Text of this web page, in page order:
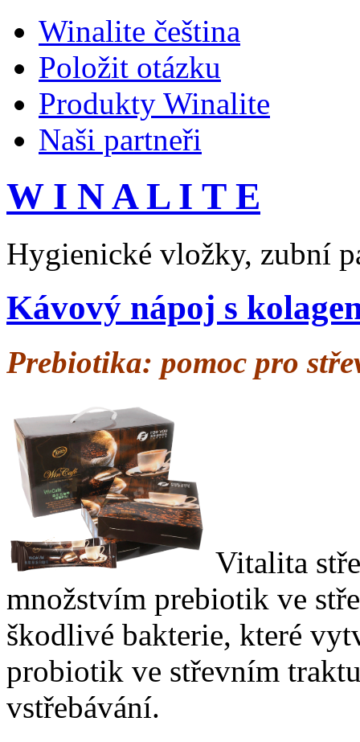
Winalite čeština
Položit otázku
Produkty Winalite
Naši partneři
W I N A L I T E
Hygienické vložky, zubní
Kávový nápoj s
Prebiotika: pomoc pro
Vitalita
množstvím prebiotik ve
škodlivé bakterie, které
probiotik ve střevním
vstřebávání.